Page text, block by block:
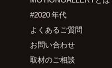
#2020 年代
よくあるご質問
お問い合わせ
取材のご相談